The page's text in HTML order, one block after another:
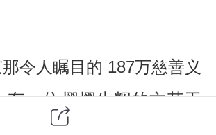
令人瞩目的 187万慈善义
有一位熠熠生辉的文艺工